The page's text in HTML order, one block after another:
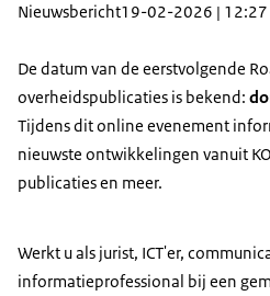
Nieuwsbericht19-02-2026 | 12:27
De datum van de eerstvolgende
overheidspublicaties is bekend:
Tijdens dit online evenement
nieuwste ontwikkelingen vanuit
publicaties en meer.
Werkt u als jurist, ICT'er,
informatieprofessional bij een